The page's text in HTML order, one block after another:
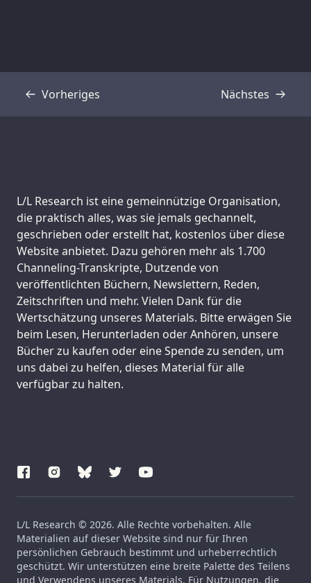
Vorheriges
Transkript Nächstes
Transkript
Support us:
L/L Research ist eine gemeinnützige Organisation,
die praktisch alles, was sie jemals gechannelt,
geschrieben oder erstellt hat, kostenlos über diese
Website anbietet. Dazu gehören mehr als 1.700
Channeling-Transkripte, Dutzende von
veröffentlichten Büchern, Newslettern, Reden,
Zeitschriften und mehr. Vielen Dank für die
Wertschätzung unseres Materials. Bitte erwägen Sie
beim Lesen, Herunterladen oder Anhören, unsere
Bücher zu kaufen oder eine Spende zu senden, um
uns dabei zu helfen, dieses Material für alle
verfügbar zu halten.
L/L Research © 2026. Alle Rechte vorbehalten. Alle
Materialien auf dieser Website sind nur für Ihren
persönlichen Gebrauch bestimmt und urheberrechtlich
geschützt. Wir unterstützen eine breite Palette des Teilens
und Verwendens unseres Materials. Für Nutzungen, die